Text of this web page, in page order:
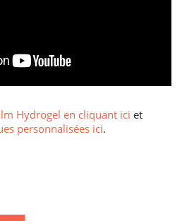
Hydrogel en cliquant ici et
personnalisées ici.